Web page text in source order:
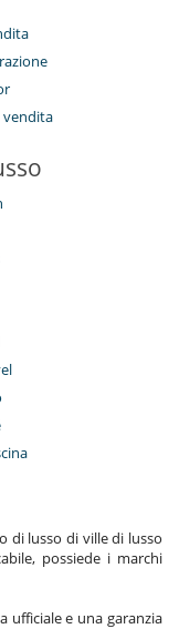
vendita
di lusso di ville di lusso
possiede i marchi
ufficiale e una garanzia